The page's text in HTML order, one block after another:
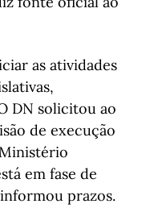
as atividades
DN solicitou ao
de execução
em fase de
prazos.